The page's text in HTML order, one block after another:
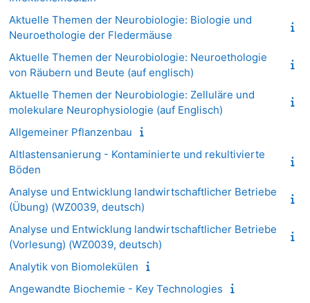
Aktuelle Themen der Neurobiologie: Biologie und
Neuroethologie der Fledermäuse
Aktuelle Themen der Neurobiologie: Neuroethologie
von Räubern und Beute (auf englisch)
Aktuelle Themen der Neurobiologie: Zelluläre und
molekulare Neurophysiologie (auf Englisch)
Allgemeiner Pflanzenbau
Altlastensanierung - Kontaminierte und rekultivierte
Böden
Analyse und Entwicklung landwirtschaftlicher Betriebe
(Übung) (WZ0039, deutsch)
Analyse und Entwicklung landwirtschaftlicher Betriebe
(Vorlesung) (WZ0039, deutsch)
Analytik von Biomolekülen
Angewandte Biochemie - Key Technologies